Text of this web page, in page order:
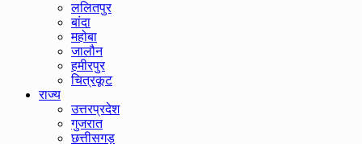
ललितपुर
बांदा
महोबा
जालौन
हमीरपुर
चित्रकूट
राज्य
उत्तरप्रदेश
गुजरात
छत्तीसगड़